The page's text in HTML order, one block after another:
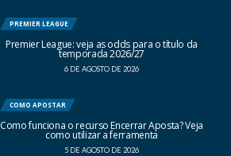
PREMIER LEAGUE
Premier League: veja as odds para o título da
temporada 2026/27
6 DE AGOSTO DE 2026
COMO APOSTAR
Como funciona o recurso Encerrar Aposta? Veja
como utilizar a ferramenta
5 DE AGOSTO DE 2026